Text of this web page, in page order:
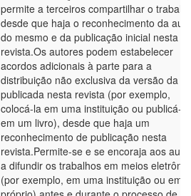
permite a terceiros compartilhar o
desde que haja o reconhecimento da
do mesmo e da publicação inicial nesta
revista.Os autores podem estabelecer
acordos adicionais à parte para a
distribuição não exclusiva da versão da
publicada nesta revista (por exemplo,
colocá-la em uma instituição ou publicá-la
em um livro), desde que haja um
reconhecimento de publicação nesta
revista.Permite-se e se encoraja aos
a difundir os trabalhos em meios
(por exemplo, em uma instituição ou em